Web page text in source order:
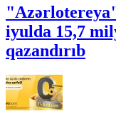
iyulda 15,7
qazandırıb